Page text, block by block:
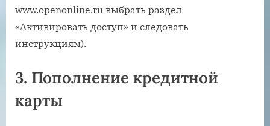
www.openonline.ru выбрать раздел
«Активировать доступ» и следовать
инструкциям).
3. Пополнение кредитной
карты